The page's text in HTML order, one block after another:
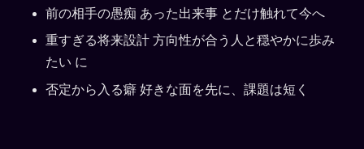
前の相手の愚痴 あった出来事 とだけ触れて今へ
重すぎる将来設計 方向性が合う人と穏やかに歩み
たい に
否定から入る癖 好きな面を先に、課題は短く